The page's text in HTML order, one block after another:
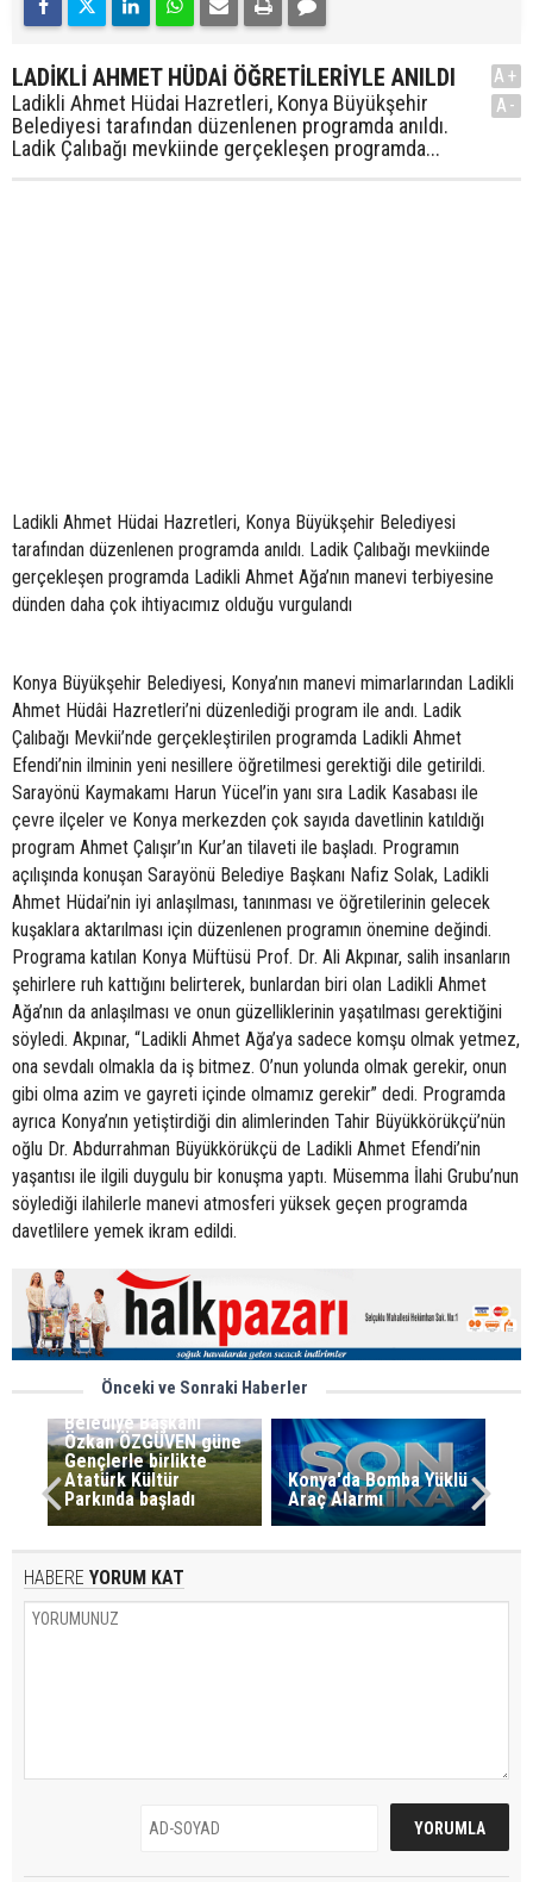
LADİKLİ AHMET HÜDAİ ÖĞRETİLERİYLE ANILDI
Ladikli Ahmet Hüdai Hazretleri, Konya Büyükşehir
Belediyesi tarafından düzenlenen programda anıldı.
Ladik Çalıbağı mevkiinde gerçekleşen programda...
A+
A-
Ladikli Ahmet Hüdai Hazretleri, Konya Büyükşehir Belediyesi
tarafından düzenlenen programda anıldı. Ladik Çalıbağı mevkiinde
gerçekleşen programda Ladikli Ahmet Ağa’nın manevi terbiyesine
dünden daha çok ihtiyacımız olduğu vurgulandı
Konya Büyükşehir Belediyesi, Konya’nın manevi mimarlarından Ladikli
Ahmet Hüdâi Hazretleri’ni düzenlediği program ile andı. Ladik
Çalıbağı Mevkii’nde gerçekleştirilen programda Ladikli Ahmet
Efendi’nin ilminin yeni nesillere öğretilmesi gerektiği dile getirildi.
Sarayönü Kaymakamı Harun Yücel’in yanı sıra Ladik Kasabası ile
çevre ilçeler ve Konya merkezden çok sayıda davetlinin katıldığı
program Ahmet Çalışır’ın Kur’an tilaveti ile başladı. Programın
açılışında konuşan Sarayönü Belediye Başkanı Nafiz Solak, Ladikli
Ahmet Hüdai’nin iyi anlaşılması, tanınması ve öğretilerinin gelecek
kuşaklara aktarılması için düzenlenen programın önemine değindi.
Programa katılan Konya Müftüsü Prof. Dr. Ali Akpınar, salih insanların
şehirlere ruh kattığını belirterek, bunlardan biri olan Ladikli Ahmet
Ağa’nın da anlaşılması ve onun güzelliklerinin yaşatılması gerektiğini
söyledi. Akpınar, “Ladikli Ahmet Ağa’ya sadece komşu olmak yetmez,
ona sevdalı olmakla da iş bitmez. O’nun yolunda olmak gerekir, onun
gibi olma azim ve gayreti içinde olmamız gerekir” dedi. Programda
ayrıca Konya’nın yetiştirdiği din alimlerinden Tahir Büyükkörükçü’nün
oğlu Dr. Abdurrahman Büyükkörükçü de Ladikli Ahmet Efendi’nin
yaşantısı ile ilgili duygulu bir konuşma yaptı. Müsemma İlahi Grubu’nun
söylediği ilahilerle manevi atmosferi yüksek geçen programda
davetlilere yemek ikram edildi.
Önceki ve Sonraki Haberler
Belediye Başkanı
Özkan ÖZGÜVEN güne
Gençlerle birlikte
Atatürk Kültür
Parkında başladı
Konya'da Bomba Yüklü
Araç Alarmı
HABERE YORUM KAT